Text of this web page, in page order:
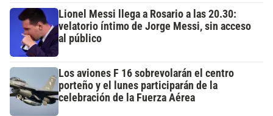
Lionel Messi llega a Rosario a las 20.30:
velatorio íntimo de Jorge Messi, sin acceso
al público
Los aviones F 16 sobrevolarán el centro
porteño y el lunes participarán de la
celebración de la Fuerza Aérea